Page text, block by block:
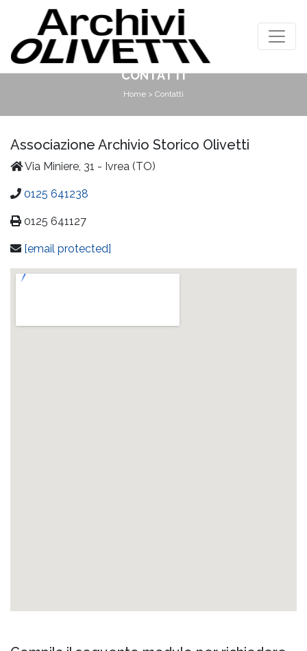
CONTATTI
Home > Contatti
Associazione Archivio Storico Olivetti
Via Miniere, 31 - Ivrea (TO)
0125 641238
0125 641127
[email protected]